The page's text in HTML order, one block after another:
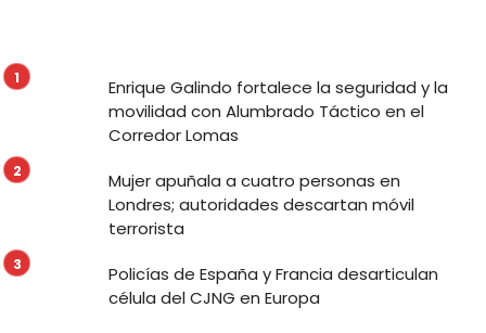
Enrique Galindo fortalece la seguridad y la
movilidad con Alumbrado Táctico en el
Corredor Lomas
Mujer apuñala a cuatro personas en
Londres; autoridades descartan móvil
terrorista
Policías de España y Francia desarticulan
célula del CJNG en Europa